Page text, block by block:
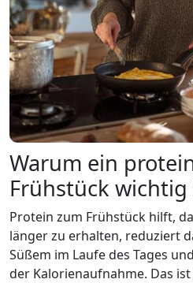
Warum ein
Frühstück
Protein zum Frühstück hilft,
länger zu erhalten, reduziert
Süßem im Laufe des Tages
der Kalorienaufnahme. Das